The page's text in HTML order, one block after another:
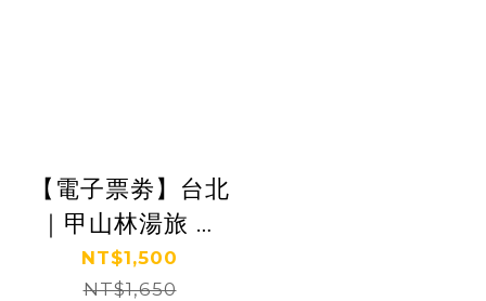
【電子票劵】台北
｜甲山林湯旅 休
息/泡湯券 Ⓜ
NT$1,500
NT$1,650